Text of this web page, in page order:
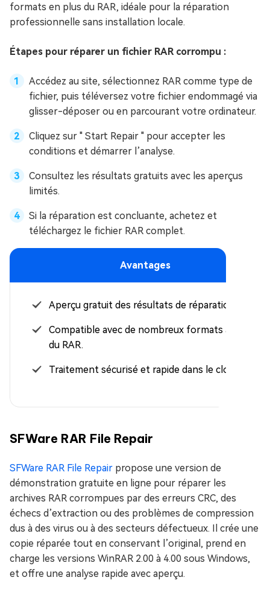
formats en plus du RAR, idéale pour la réparation
professionnelle sans installation locale.
Étapes pour réparer un fichier RAR corrompu :
Accédez au site, sélectionnez RAR comme type de
fichier, puis téléversez votre fichier endommagé via
glisser-déposer ou en parcourant votre ordinateur.
Cliquez sur " Start Repair " pour accepter les
conditions et démarrer l’analyse.
Consultez les résultats gratuits avec les aperçus
limités.
Si la réparation est concluante, achetez et
téléchargez le fichier RAR complet.
Avantages
Aperçu gratuit des résultats de réparation.
Compatible avec de nombreux formats au-delà
du RAR.
Traitement sécurisé et rapide dans le cloud.
SFWare RAR File Repair
SFWare RAR File Repair propose une version de
démonstration gratuite en ligne pour réparer les
archives RAR corrompues par des erreurs CRC, des
échecs d’extraction ou des problèmes de compression
dus à des virus ou à des secteurs défectueux. Il crée une
copie réparée tout en conservant l’original, prend en
charge les versions WinRAR 2.00 à 4.00 sous Windows,
et offre une analyse rapide avec aperçu.